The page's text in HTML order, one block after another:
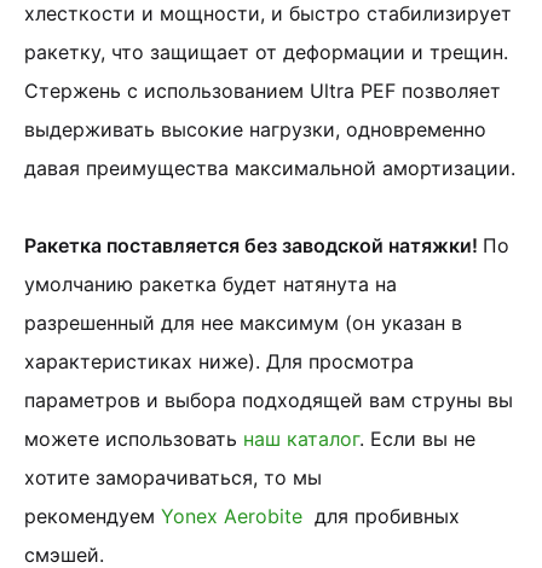
хлесткости и мощности, и быстро стабилизирует
ракетку, что защищает от деформации и трещин.
Стержень с использованием Ultra PEF позволяет
выдерживать высокие нагрузки, одновременно
давая преимущества максимальной амортизации.
Ракетка поставляется без заводской натяжки! По
умолчанию ракетка будет натянута на
разрешенный для нее максимум (он указан в
характеристиках ниже). Для просмотра
параметров и выбора подходящей вам струны вы
можете использовать наш каталог. Если вы не
хотите заморачиваться, то мы
рекомендуем Yonex Aerobite для пробивных
смэшей.